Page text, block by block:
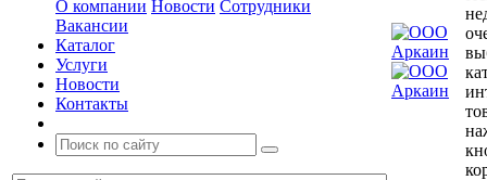
О компании Новости Сотрудники
Вакансии
Каталог
Услуги
Новости
Контакты